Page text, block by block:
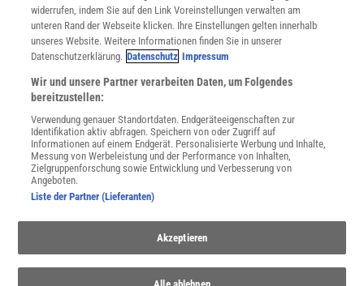
Nutzungsbasierte Onlinewerbung
Alle Artikel
Impressum
Angebote für Schulen
Angebote für Institutionen
Sprachen lernen mit Gymglish
Lexika
Für Spektrum schreiben
Zugänglichkeitserklärung
WEBSEITEN
KielSCN
Wissenschaft in die Schulen
SciLogs
widerrufen, indem Sie auf den Link Voreinstellungen verwalten am
unteren Rand der Webseite klicken. Ihre Einstellungen gelten innerhalb
unseres Website. Weitere Informationen finden Sie in unserer
Datenschutzerklärung. Datenschutz Impressum
Wir und unsere Partner verarbeiten Daten, um Folgendes
bereitzustellen:
Verwendung genauer Standortdaten. Endgeräteeigenschaften zur
Identifikation aktiv abfragen. Speichern von oder Zugriff auf
Informationen auf einem Endgerät. Personalisierte Werbung und Inhalte,
Messung von Werbeleistung und der Performance von Inhalten,
Zielgruppenforschung sowie Entwicklung und Verbesserung von
Angeboten.
Liste der Partner (Lieferanten)
Akzeptieren